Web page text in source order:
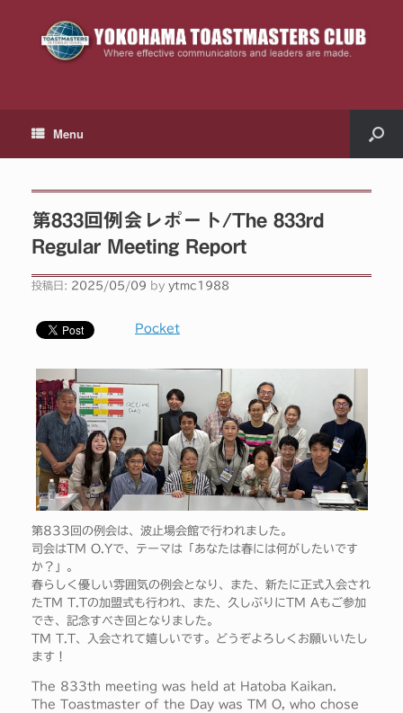
Menu
第833回例会レポート/The 833rd
Regular Meeting Report
投稿日: 2025/05/09 by ytmc1988
Pocket
第833回の例会は、波止場会館で行われました。
司会はTM O.Yで、テーマは「あなたは春には何がしたいです
か？」。
春らしく優しい雰囲気の例会となり、また、新たに正式入会され
たTM T.Tの加盟式も行われ、また、久しぶりにTM Aもご参加
でき、記念すべき回となりました。
TM T.T、入会されて嬉しいです。どうぞよろしくお願いいたし
ます！
The 833th meeting was held at Hatoba Kaikan.
The Toastmaster of the Day was TM O, who chose